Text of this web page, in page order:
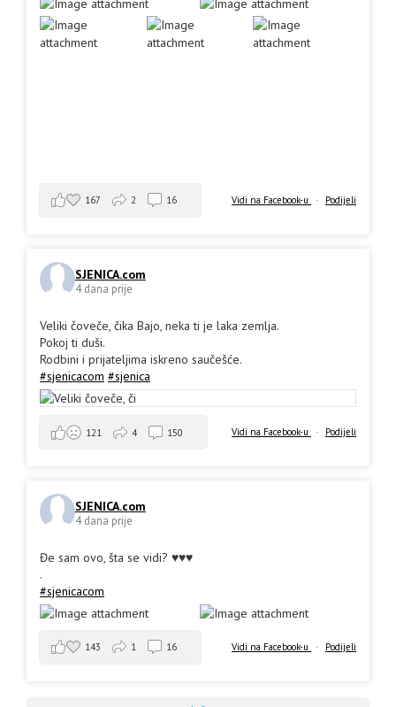
Vidi na Facebook-u · Podijeli
167 2 16
SJENICA.com
4 dana prije
Veliki čoveče, čika Bajo, neka ti je laka zemlja.
Pokoj ti duši.
Rodbini i prijateljima iskreno saučešće.
#sjenicacom #sjenica
Vidi na Facebook-u · Podijeli
121 4 150
SJENICA.com
4 dana prije
Đe sam ovo, šta se vidi? ♥️♥️♥️
.
#sjenicacom
Vidi na Facebook-u · Podijeli
143 1 16